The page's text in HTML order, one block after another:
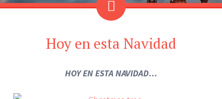
Hoy en esta Navidad
HOY EN ESTA NAVIDAD…